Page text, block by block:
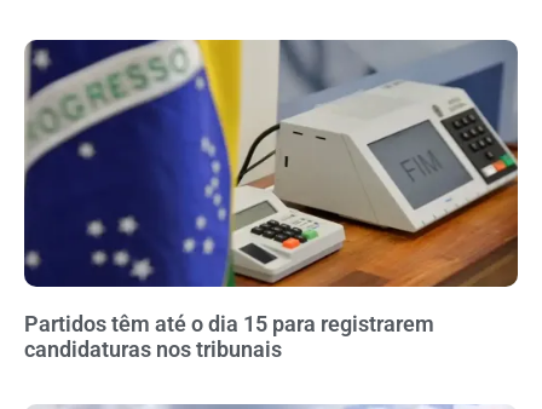
Partidos têm até o dia 15 para registrarem
candidaturas nos tribunais